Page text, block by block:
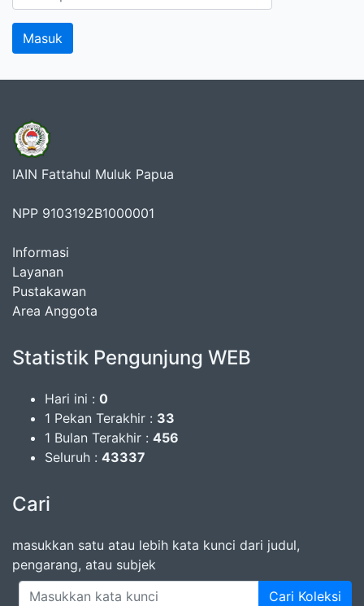
IAIN Fattahul Muluk Papua
NPP 9103192B1000001
Informasi
Layanan
Pustakawan
Area Anggota
Statistik Pengunjung WEB
Hari ini : 0
1 Pekan Terakhir : 33
1 Bulan Terakhir : 456
Seluruh : 43337
Cari
masukkan satu atau lebih kata kunci dari judul,
pengarang, atau subjek
Cari Koleksi